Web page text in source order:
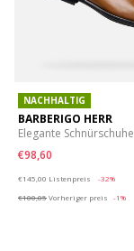
NACHHALTIG
BARBERIGO HERR
Elegante Schnürschuhe
€98,60
€145,00 Listenpreis
-32%
€100,05Vorheriger preis -1%